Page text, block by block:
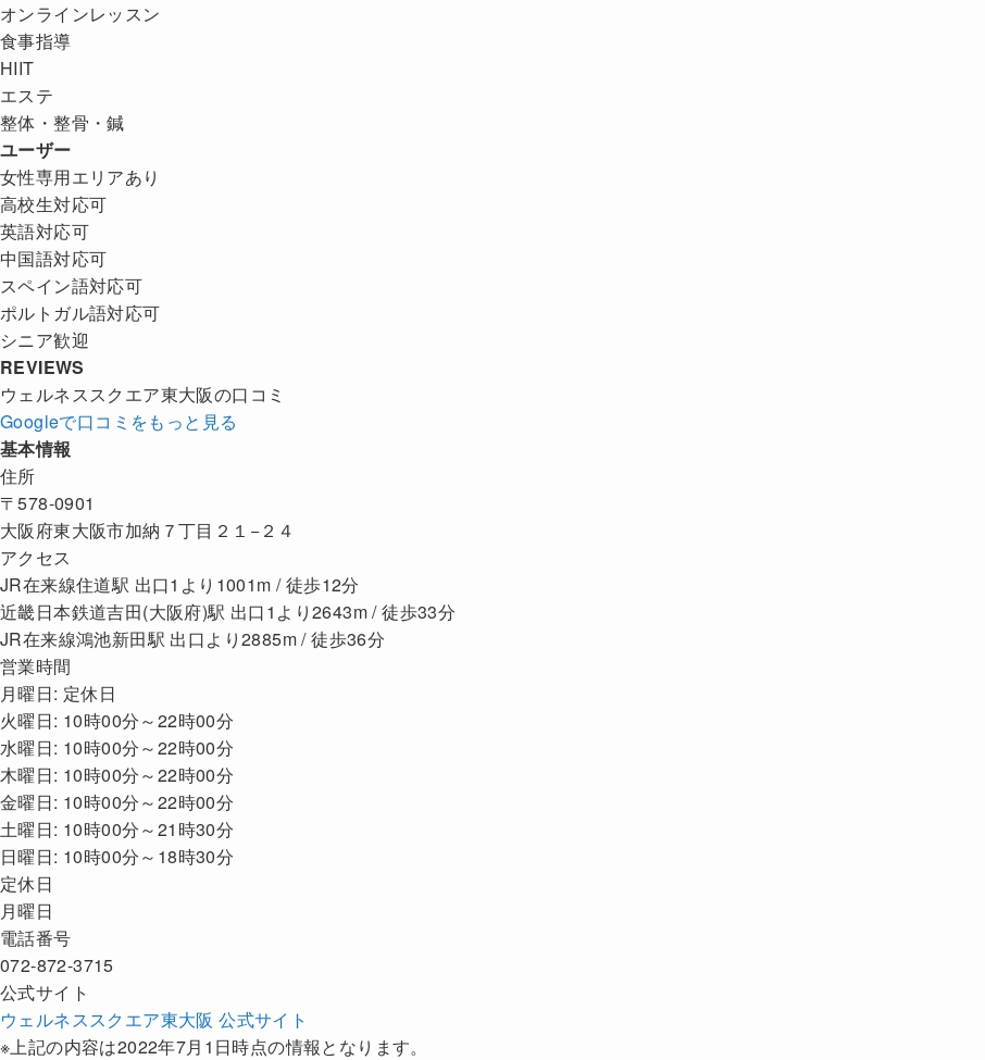
オンラインレッスン
食事指導
HIIT
エステ
整体・整骨・鍼
ユーザー
女性専用エリアあり
高校生対応可
英語対応可
中国語対応可
スペイン語対応可
ポルトガル語対応可
シニア歓迎
REVIEWS
ウェルネススクエア東大阪の口コミ
Googleで口コミをもっと見る
基本情報
住所
〒578-0901
大阪府東大阪市加納７丁目２１−２４
アクセス
JR在来線住道駅 出口1より1001m / 徒歩12分
近畿日本鉄道吉田(大阪府)駅 出口1より2643m / 徒歩33分
JR在来線鴻池新田駅 出口より2885m / 徒歩36分
営業時間
月曜日: 定休日
火曜日: 10時00分～22時00分
水曜日: 10時00分～22時00分
木曜日: 10時00分～22時00分
金曜日: 10時00分～22時00分
土曜日: 10時00分～21時30分
日曜日: 10時00分～18時30分
定休日
月曜日
電話番号
072-872-3715
公式サイト
ウェルネススクエア東大阪 公式サイト
※上記の内容は2022年7月1日時点の情報となります。